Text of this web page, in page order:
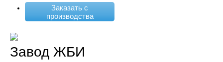
Заказать с
производства
Завод ЖБИ